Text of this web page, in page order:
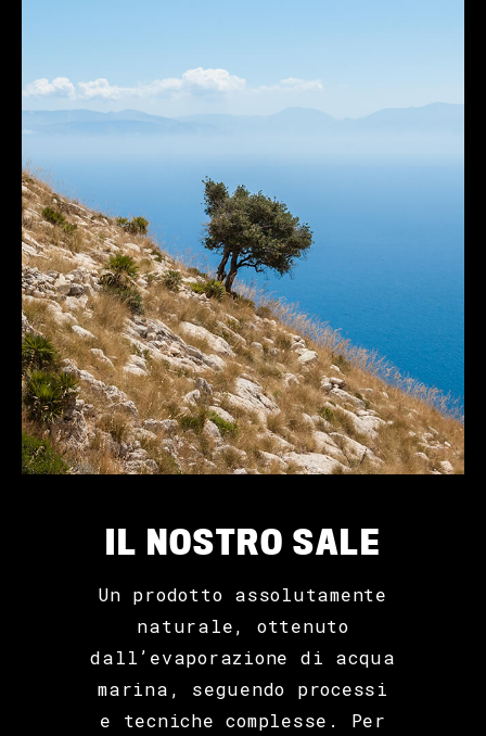
IL NOSTRO SALE
Un prodotto assolutamente
naturale, ottenuto
dall’evaporazione di acqua
marina, seguendo processi
e tecniche complesse. Per